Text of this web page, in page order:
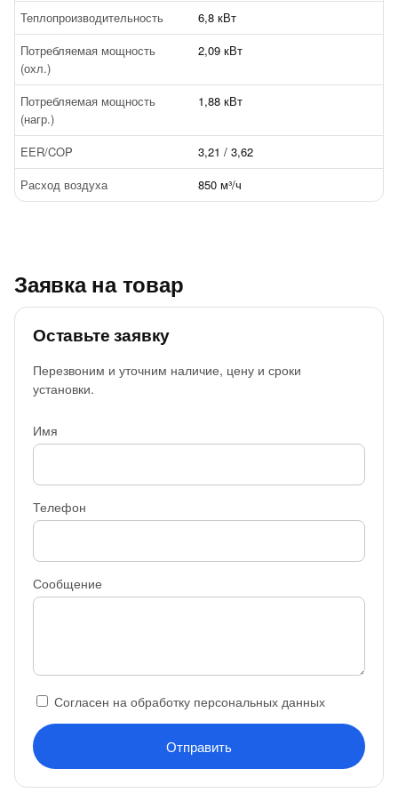
Теплопроизводительность
6,8 кВт
Потребляемая мощность
(охл.)
2,09 кВт
Потребляемая мощность
(нагр.)
1,88 кВт
EER/COP
3,21 / 3,62
Расход воздуха
850 м³/ч
Заявка на товар
Оставьте заявку
Перезвоним и уточним наличие, цену и сроки
установки.
Имя
Телефон
Сообщение
Согласен на обработку персональных данных
Отправить